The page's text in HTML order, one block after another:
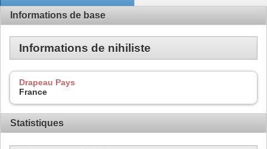
Informations de base
Informations de nihiliste
Drapeau Pays
France
Statistiques